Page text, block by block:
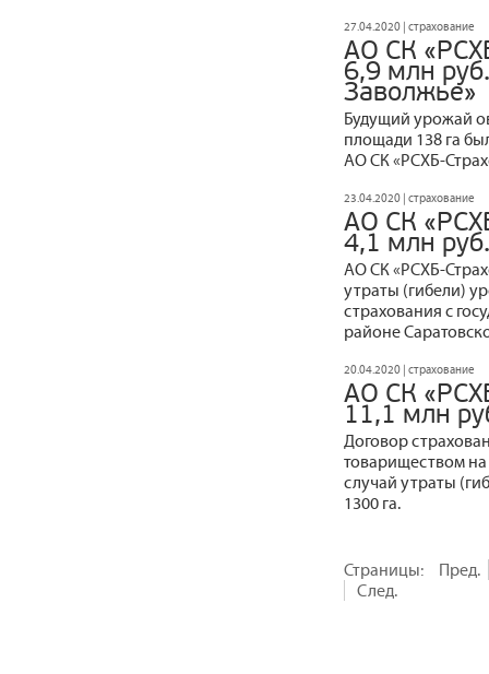
27.04.2020 | страхование
АО СК
6,9 млн
Заволжье»
Будущий урожай
площади 138 га
АО СК «РСХБ-
23.04.2020 | страхование
АО СК
4,1 млн
АО СК «РСХБ-
утраты (гибели)
страхования с
районе
20.04.2020 | страхование
АО СК
11,1 млн
Договор
товариществом
случай утраты
1300 га.
Страницы:
Пред.
След.